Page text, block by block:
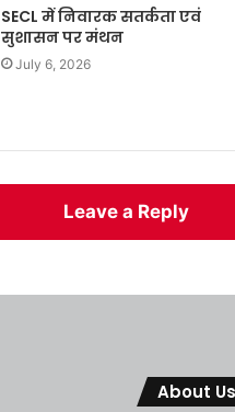
SECL में निवारक सतर्कता एवं
सुशासन पर मंथन
July 6, 2026
Leave a Reply
About Us